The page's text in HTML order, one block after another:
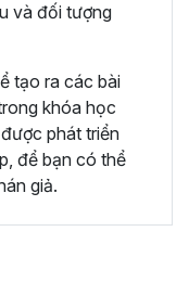
và đối tượng
tạo ra các bài
khóa học
phát triển
để bạn có thể
giả.